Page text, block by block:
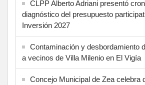
CLPP Alberto Adriani presentó
diagnóstico del presupuesto
Inversión 2027
Contaminación y desbordamiento
a vecinos de Villa Milenio en El Vigía
Concejo Municipal de Zea celebra